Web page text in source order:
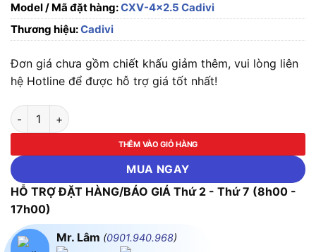
Model / Mã đặt hàng:CXV-4x2.5 Cadivi
Thương hiệu:Cadivi
Đơn giá chưa gồm chiết khấu giảm thêm, vui lòng liên
hệ Hotline để được hỗ trợ giá tốt nhất!
Dây Cáp Điện Cadivi Cu/XLPE/PVC CXV-4x2.5 (4X7/0.67) -
THÊM VÀO GIỎ HÀNG
MUA NGAY
HỖ TRỢ ĐẶT HÀNG/BÁO GIÁ Thứ 2 - Thứ 7 (8h00 -
17h00)
Mr. Lâm (0901.940.968)